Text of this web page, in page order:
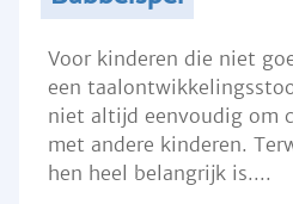
Voor kinderen die niet
een
niet altijd eenvoudig om
met andere kinderen.
hen heel belangrijk is....